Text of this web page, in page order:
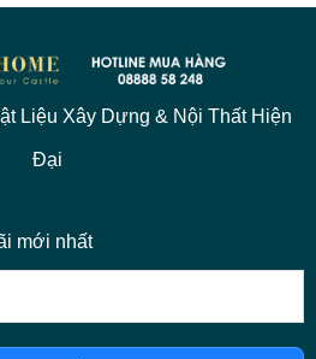
Liệu Xây Dựng & Nội Thất Hiện
Đại
mới nhất